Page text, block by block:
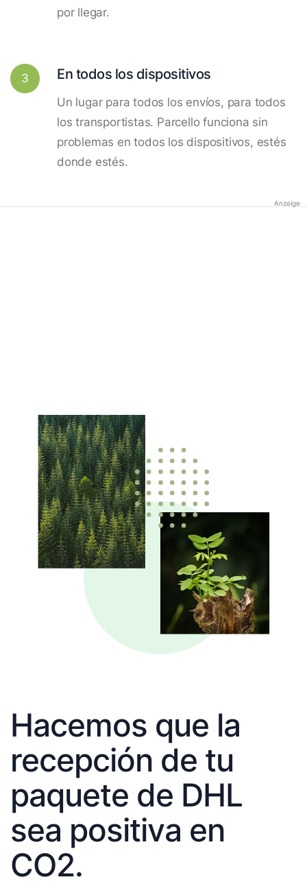
por llegar.
3 En todos los dispositivos
Un lugar para todos los envíos, para todos
los transportistas. Parcello funciona sin
problemas en todos los dispositivos, estés
donde estés.
Anzeige
Hacemos que la
recepción de tu
paquete de DHL
sea positiva en
CO2.